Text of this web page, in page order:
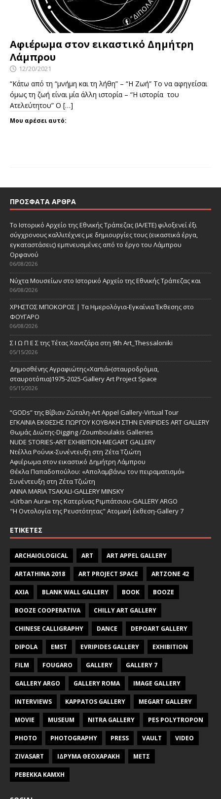
Αφιέρωμα στον εικαστικό Δημήτρη
Λάμπρου
12/20/2021
“Κάτω από τη “μνήμη και τη λήθη” – “Η Ζωή” Το να αφηγείσαι
όμως τη ζωή είναι μία άλλη ιστορία – “Η ιστορία του
Ατελεύτητου” Ο […]
Μου αρέσει αυτό:
ΠΡΌΣΦΑΤΑ ΆΡΘΡΑ
Το Ιστορικό Αρχείο της Εθνικής Τράπεζας (ΙΑ/ΕΤΕ) φιλοξενεί έξι
σύγχρονους καλλιτέχνες με δημιουργίες τους (εικαστικά έργα,
εγκαταστάσεις) εμπνευσμένες από το έργο του Λάμπρου
Ορφανού
06/08/2026
Νύχτα Μουσείων στο Ιστορικό Αρχείο της Εθνικής Τράπεζας και
06/08/2026
ΧΡΗΣΤΟΣ ΜΠΟΚΟΡΟΣ | Τα Ημερολόγια-Εγκαίνια Έκθεσης στο
ΦΟΥΓΑΡΟ
06/08/2026
Σ Ι Ω Π Ε Σ της Τέτας Χαντζάρα στη 9th Art_Thessaloniki
05/15/2026
Δημοσθένης Αγραφιώτης«Xαrtιά»(σταυροδρόμια,
σταυροτόπια)1975-2025-Gallery Art Project Space
05/15/2026
“GODs” της Βίβιαν Ζώταλη-Art Appel Gallery-Virtual Tour
ΕΓΚΑΙΝΙΑ ΕΚΘΕΣΗΣ ΓΙΩΡΓΟΥ ΚΟΥΒΑΚΗ ΣΤΗΝ EVRIPIDES ART GALLERY
Θωμάς Διώτης-Digging /Zoumboulakis Galleries
NUDE STORIES-ΑRT EXHIBITION-MEGART GALLERY
Ντέλλα Ρούνικ-Συνέντευξη στη Ζέτα Τζιώτη
Αφιέρωμα στον εικαστικό Δημήτρη Λάμπρου
Θέκλα Παπαδοπούλου: «Απολαμβάνω τον πειραματισμό»
Συνέντευξη στη Ζέτα Τζιώτη
ANNA MARIA TSAKALI-GALLERY MINSKY
«Urban Aura» της Κατερίνας Ριμπάτσιου-GALLERY ARGO
"Η Οντολογία της Ρευστότητας" Ατομική έκθεση-Gallery 7
ΕΤΙΚΈΤΕΣ
ARCHAIOLOGICAL ART ART APPEL GALLERY
ARTATHINA 2018 ART PROJECT SPACE ARTZONE 42
AXIA BLANK WALL GALLERY BOOK BOOZE
BOOZE COOPERATIVA CHILLY ART GALLERY
CHINESE CALLIGRAPHY DANCE DEPOART GALLERY
DIPOLA EMST EVRIPIDES GALLERY EXHIBITION
FILM FOUGARO GALLERY GALLERY 7
GALLERY ARGO GALLERY ROMA IMAGE GALLERY
INTERVIEWS KAPPATOS GALLERY MEGART GALLERY
MOVIE MUSEUM NITRA GALLERY PES POLYTROPON
PHOTO PHOTOGRAPHY PRESS VAULT VIDEO
ZIVASART ΙΔΡΥΜΑ ΘΕΟΧΑΡΑΚΗ ΜΕΤΣ
ΡΕΒΕΚΚΑ ΚΑΜΧΗ